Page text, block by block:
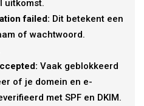
uitkomst.
failed: Dit betekent een
of wachtwoord.
Vaak geblokkeerd
of je domein en e-
met SPF en DKIM.